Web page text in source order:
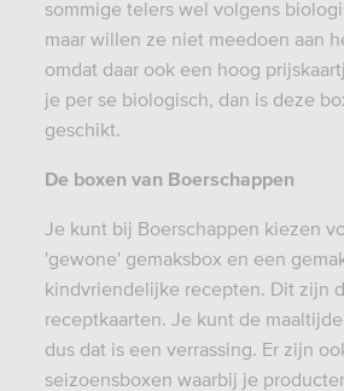
sommige telers wel volgens
maar willen ze niet meedoen aan
omdat daar ook een hoog
je per se biologisch, dan is deze
geschikt.
De boxen van Boerschappen
Je kunt bij Boerschappen kiezen
'gewone' gemaksbox en een
kindvriendelijke recepten. Dit zijn
receptkaarten. Je kunt de
dus dat is een verrassing. Er zijn
seizoensboxen waarbij je